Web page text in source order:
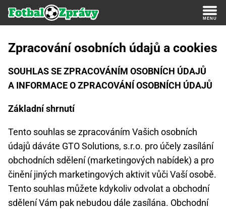
Zpracování osobních údajů a cookies
SOUHLAS SE ZPRACOVÁNÍM OSOBNÍCH ÚDAJŮ
A INFORMACE O ZPRACOVÁNÍ OSOBNÍCH ÚDAJŮ
Základní shrnutí
Tento souhlas se zpracováním Vašich osobních
údajů dáváte GTO Solutions, s.r.o. pro účely zasílání
obchodních sdělení (marketingových nabídek) a pro
činění jiných marketingových aktivit vůči Vaší osobě.
Tento souhlas můžete kdykoliv odvolat a obchodní
sdělení Vám pak nebudou dále zasílána. Obchodní